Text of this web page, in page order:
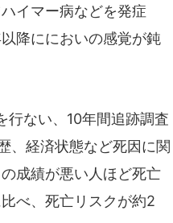
イマー病などを発症
降ににおいの感覚が鈍
ない、10年間追跡調査
、経済状態など死因に関
成績が悪い人ほど死亡
べ、死亡リスクが約2